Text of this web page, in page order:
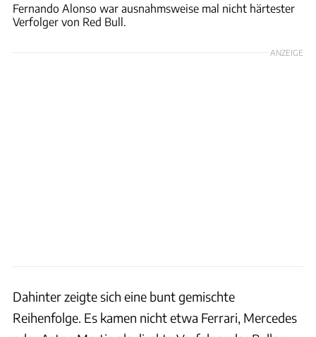
Fernando Alonso war ausnahmsweise mal nicht härtester
Verfolger von Red Bull.
ANZEIGE
Dahinter zeigte sich eine bunt gemischte
Reihenfolge. Es kamen nicht etwa Ferrari, Mercedes